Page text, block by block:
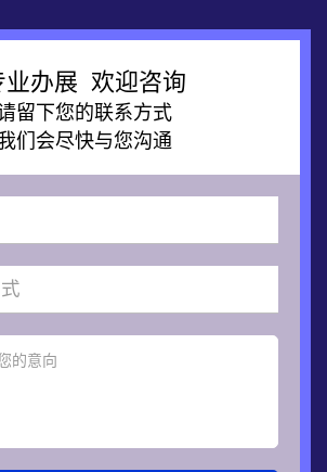
业办展 欢迎咨询
留下您的联系方式
们会尽快与您沟通